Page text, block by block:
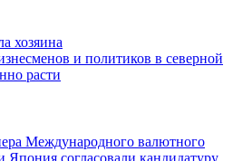
хозяина
и политиков в северной
расти
Международного валютного
согласовали кандидатуру